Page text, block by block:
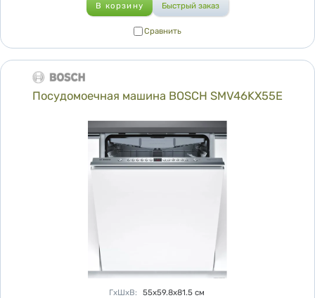
Сравнить
Посудомоечная машина BOSCH SMV46KX55E
Характеристики
ГхШхВ: 55х59.8х81.5 см